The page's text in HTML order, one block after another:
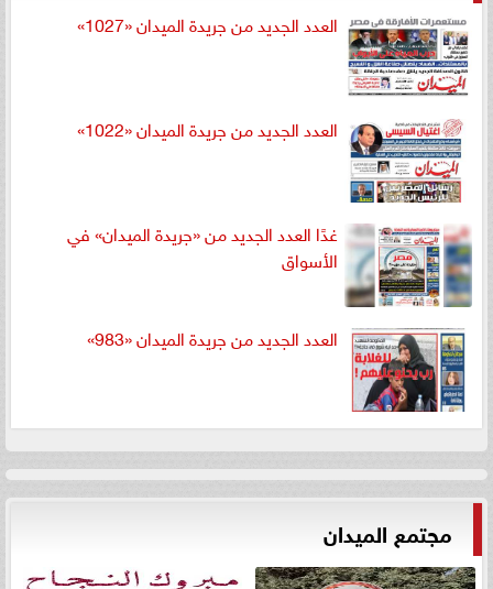
العدد الجديد من جريدة الميدان «1027»
العدد الجديد من جريدة الميدان «1022»
غدًا العدد الجديد من «جريدة الميدان» في
الأسواق
العدد الجديد من جريدة الميدان «983»
مجتمع الميدان